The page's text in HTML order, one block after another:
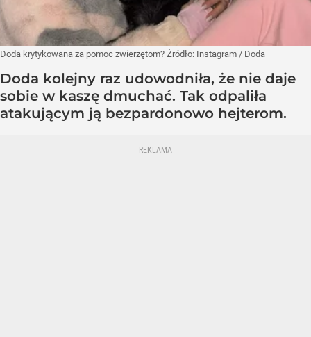
Doda krytykowana za pomoc zwierzętom? Źródło: Instagram / Doda
Doda kolejny raz udowodniła, że nie daje
sobie w kaszę dmuchać. Tak odpaliła
atakującym ją bezpardonowo hejterom.